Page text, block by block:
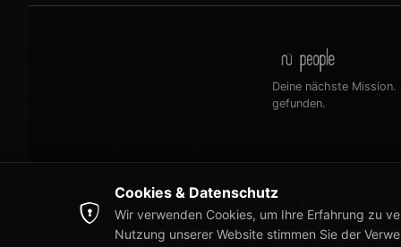
Deine nächste Mission.
gefunden.
© 2026 nü
Cookies & Datenschutz
Wir verwenden Cookies, um Ihre Erfahrung zu
Nutzung unserer Website stimmen Sie der